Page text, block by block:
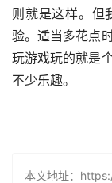
则就是这样。但
验。适当多花点
玩游戏玩的就是
不少乐趣。
本文地址：